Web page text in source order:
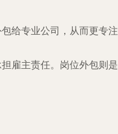
给专业公司，从而更专
雇主责任。岗位外包则